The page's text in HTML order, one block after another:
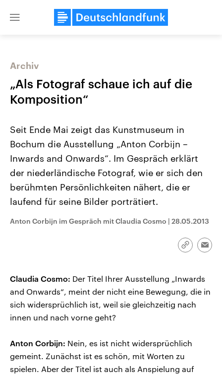
Close
Landtagswahl Sachsen-Anhalt
Alle Informationen
Sachsen-Anhalt wählt am 6.
September 2026 einen neuen
Bundesland von einer Koalition aus
USA
Hintergründe
Wirtschaftlich und
gehören die Vereinigten
mit großem Einfluss auf
Audio-Archiv
Archiv
„Als Fotograf schaue ich auf die
Komposition“
Seit Ende Mai zeigt das Kunstmuseum in
Bochum die Ausstellung „Anton Corbijn –
Inwards and Onwards“. Im Gespräch erklärt
der niederländische Fotograf, wie er sich den
berühmten Persönlichkeiten nähert, die er
laufend für seine Bilder porträtiert.
Anton Corbijn im Gespräch mit Claudia Cosmo | 28.05.2013
Link
Claudia Cosmo: Der Titel Ihrer Ausstellung „Inwards
and Onwards“, meint der nicht eine Bewegung, die in
sich widersprüchlich ist, weil sie gleichzeitig nach
innen und nach vorne geht?
Anton Corbijn: Nein, es ist nicht widersprüchlich
gemeint. Zunächst ist es schön, mit Worten zu
spielen. Aber der Titel ist auch als Anspielung auf